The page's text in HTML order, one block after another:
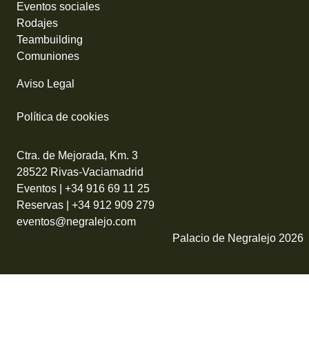
Eventos sociales
Rodajes
Teambuilding
Comuniones
Aviso Legal
Política de cookies
Ctra. de Mejorada, Km. 3
28522 Rivas-Vaciamadrid
Eventos | +34 916 69 11 25
Reservas | +34 912 909 279
eventos@negralejo.com
Palacio de Negralejo 2026